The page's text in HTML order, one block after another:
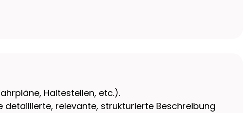
Haltestellen, etc.).
detaillierte, relevante, strukturierte Beschreibung